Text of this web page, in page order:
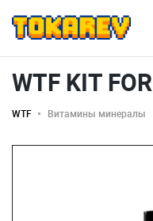
WTF KIT
WTF Витамины минералы